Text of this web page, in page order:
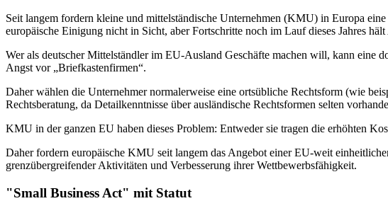
Seit langem fordern kleine und mittelständische Unternehmen (KMU) in Europa
europäische Einigung nicht in Sicht, aber Fortschritte noch im Lauf dieses Jahres
Wer als deutscher Mittelständler im EU-Ausland Geschäfte machen will, kann eine
Angst vor „Briefkastenfirmen“.
Daher wählen die Unternehmer normalerweise eine ortsübliche Rechtsform (wie
Rechtsberatung, da Detailkenntnisse über ausländische Rechtsformen selten
KMU in der ganzen EU haben dieses Problem: Entweder sie tragen die erhöhten
Daher fordern europäische KMU seit langem das Angebot einer EU-weit
grenzübergreifender Aktivitäten und Verbesserung ihrer Wettbewerbsfähigkeit.
"Small Business Act" mit Statut